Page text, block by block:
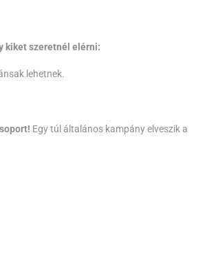
kiket szeretnél elérni:
lehetnek.
Egy túl általános kampány elveszik a